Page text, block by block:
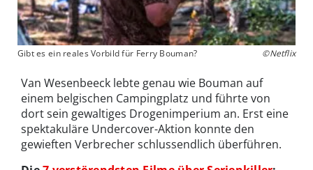
Gibt es ein reales Vorbild für Ferry Bouman? ©Netflix
Van Wesenbeeck lebte genau wie Bouman auf
einem belgischen Campingplatz und führte von
dort sein gewaltiges Drogenimperium an. Erst eine
spektakuläre Undercover-Aktion konnte den
gewieften Verbrecher schlussendlich überführen.